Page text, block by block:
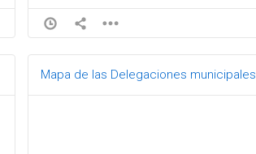
Mapa de las Delegaciones municipales